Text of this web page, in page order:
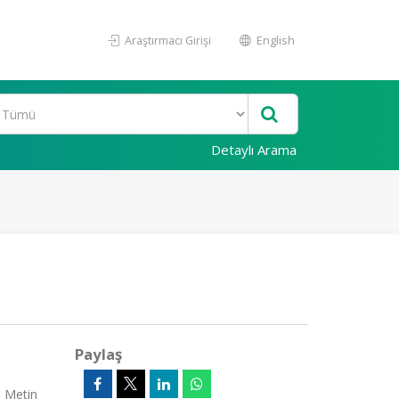
Araştırmacı Girişi English
Detaylı Arama
Metin
Paylaş